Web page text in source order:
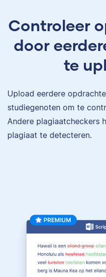
Controleer
door
te
Upload eerdere
studiegenoten om te
Andere plagiaatcheckers
plagiaat te detecteren.